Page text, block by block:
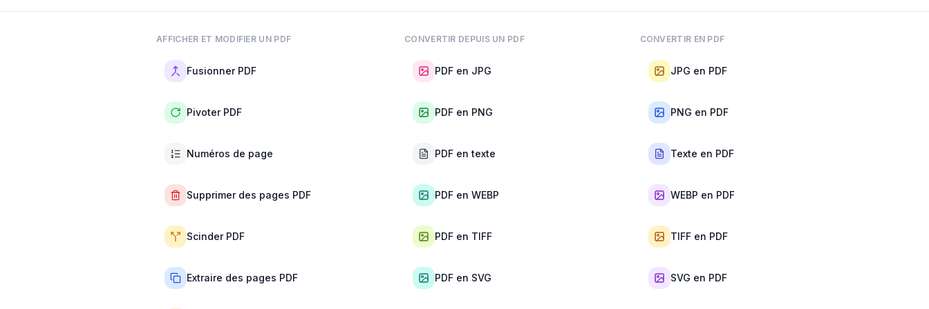
AFFICHER ET MODIFIER UN PDF
Fusionner PDF
Pivoter PDF
Numéros de page
Supprimer des pages PDF
Scinder PDF
Extraire des pages PDF
CONVERTIR DEPUIS UN PDF
PDF en JPG
PDF en PNG
PDF en texte
PDF en WEBP
PDF en TIFF
PDF en SVG
CONVERTIR EN PDF
JPG en PDF
PNG en PDF
Texte en PDF
WEBP en PDF
TIFF en PDF
SVG en PDF